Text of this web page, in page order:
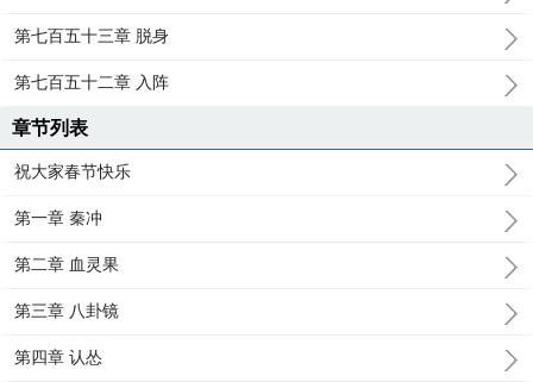
第七百五十三章 脱身
第七百五十二章 入阵
章节列表
祝大家春节快乐
第一章 秦冲
第二章 血灵果
第三章 八卦镜
第四章 认怂